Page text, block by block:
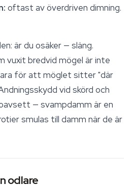
oftast av överdriven dimning.
är du osäker — släng.
vuxit bredvid mögel är inte
för att möglet sitter "där
vid skörd och
— svampdamm är en
smulas till damm när de är
odlare